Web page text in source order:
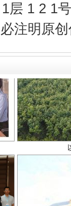
层 1 2 1
注明原